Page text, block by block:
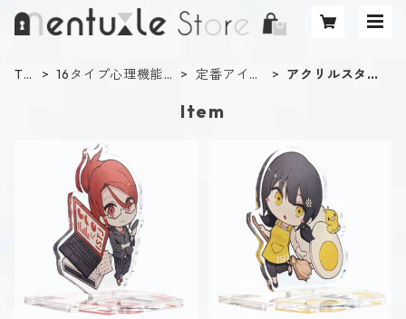
TO
16タイプ心理機能診
定番アイテ
アクリルスタン
Item